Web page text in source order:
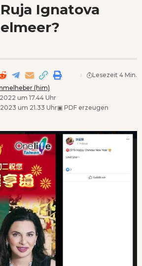
Ignatova
(him)
um 17.44 Uhr
um 21.33 Uhr▣ PDF erzeugen
Lesezeit 4 Min.